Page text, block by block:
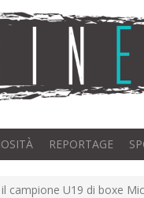
REPORTAGE
campione U19 di boxe